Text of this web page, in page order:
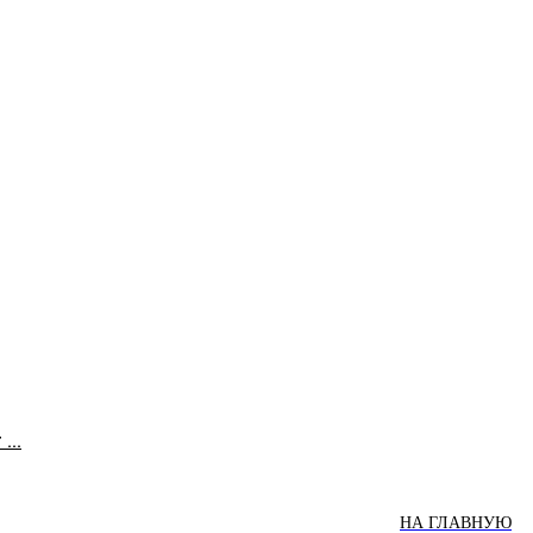
НА ГЛАВНУЮ